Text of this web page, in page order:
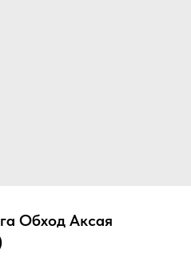
Обход Аксая